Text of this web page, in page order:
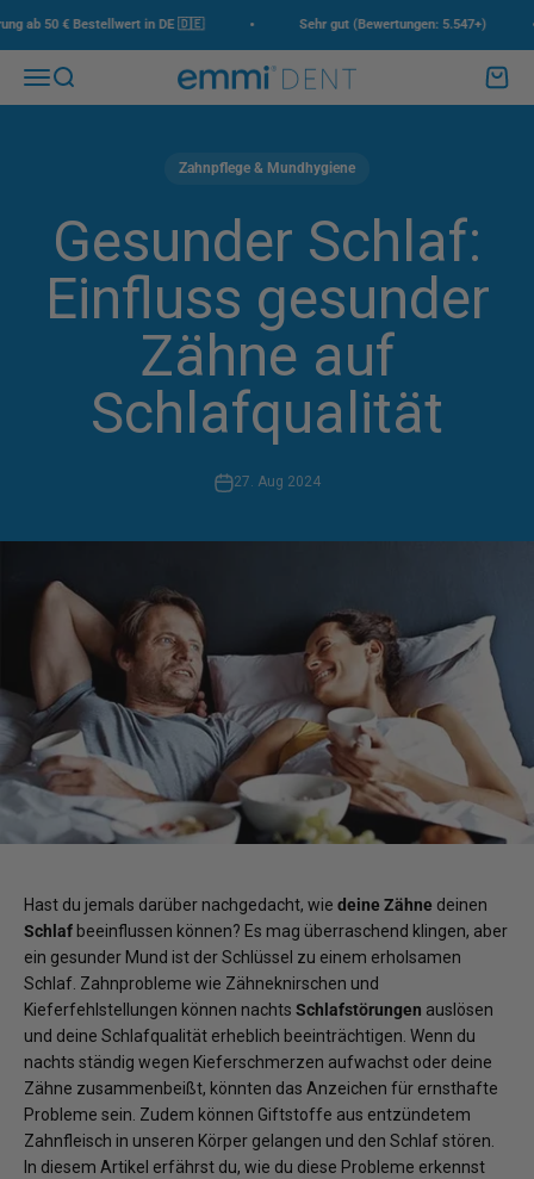
50 € Bestellwert in DE 🇩🇪 Sehr gut (Bewertungen: 5.547+)
MenüSuche emmi-dent
Zahnpflege & Mundhygiene
Gesunder Schlaf:
Einfluss gesunder
Zähne auf
Schlafqualität
27. Aug 2024
Hast du jemals darüber nachgedacht, wie deine Zähne deinen
Schlaf beeinflussen können? Es mag überraschend klingen, aber
ein gesunder Mund ist der Schlüssel zu einem erholsamen
Schlaf. Zahnprobleme wie Zähneknirschen und
Kieferfehlstellungen können nachts Schlafstörungen auslösen
und deine Schlafqualität erheblich beeinträchtigen. Wenn du
nachts ständig wegen Kieferschmerzen aufwachst oder deine
Zähne zusammenbeißt, könnten das Anzeichen für ernsthafte
Probleme sein. Zudem können Giftstoffe aus entzündetem
Zahnfleisch in unseren Körper gelangen und den Schlaf stören.
In diesem Artikel erfährst du, wie du diese Probleme erkennst